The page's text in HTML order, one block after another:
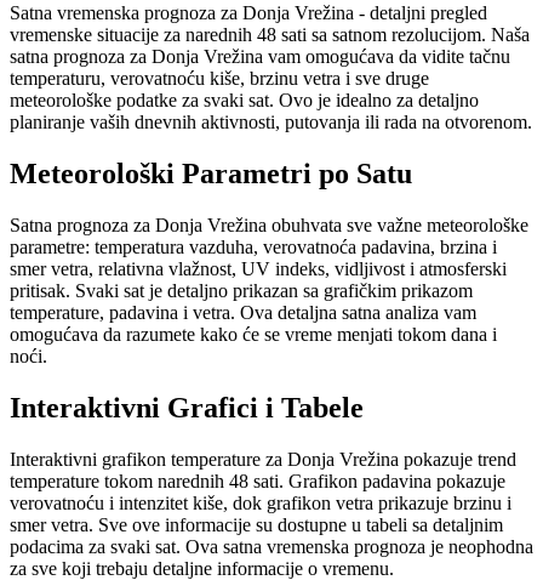
Satna vremenska prognoza za Donja Vrežina - detaljni pregled
vremenske situacije za narednih 48 sati sa satnom rezolucijom. Naša
satna prognoza za Donja Vrežina vam omogućava da vidite tačnu
temperaturu, verovatnoću kiše, brzinu vetra i sve druge
meteorološke podatke za svaki sat. Ovo je idealno za detaljno
planiranje vaših dnevnih aktivnosti, putovanja ili rada na otvorenom.
Meteorološki Parametri po Satu
Satna prognoza za Donja Vrežina obuhvata sve važne meteorološke
parametre: temperatura vazduha, verovatnoća padavina, brzina i
smer vetra, relativna vlažnost, UV indeks, vidljivost i atmosferski
pritisak. Svaki sat je detaljno prikazan sa grafičkim prikazom
temperature, padavina i vetra. Ova detaljna satna analiza vam
omogućava da razumete kako će se vreme menjati tokom dana i
noći.
Interaktivni Grafici i Tabele
Interaktivni grafikon temperature za Donja Vrežina pokazuje trend
temperature tokom narednih 48 sati. Grafikon padavina pokazuje
verovatnoću i intenzitet kiše, dok grafikon vetra prikazuje brzinu i
smer vetra. Sve ove informacije su dostupne u tabeli sa detaljnim
podacima za svaki sat. Ova satna vremenska prognoza je neophodna
za sve koji trebaju detaljne informacije o vremenu.